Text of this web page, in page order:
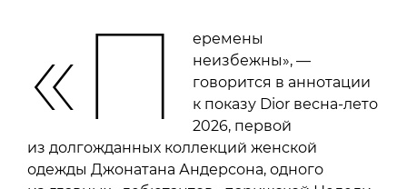
«П
еремены
неизбежны», —
говорится в аннотации
к показу Dior весна-лето
2026, первой
из долгожданных коллекций женской
одежды Джонатана Андерсона, одного